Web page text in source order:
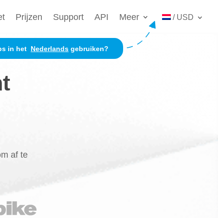
Prijzen Support API Meer / USD
af te
in het Nederlands gebruiken?